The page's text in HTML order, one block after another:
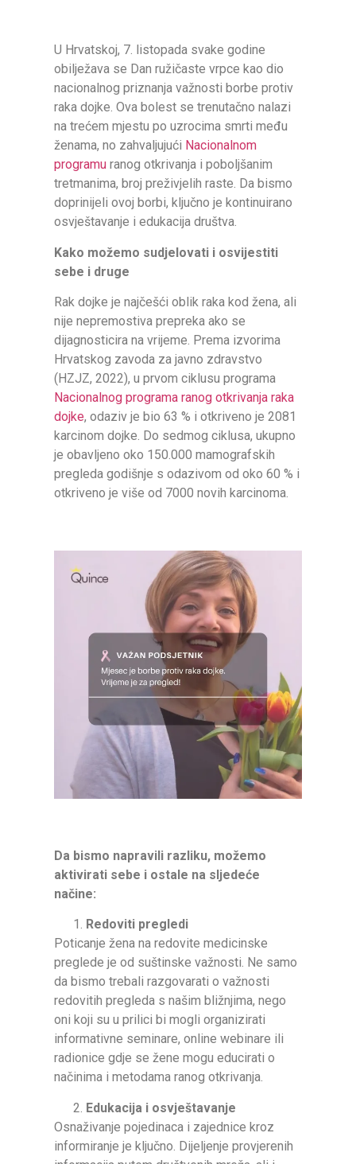
U Hrvatskoj, 7. listopada svake godine
obilježava se Dan ružičaste vrpce kao dio
nacionalnog priznanja važnosti borbe protiv
raka dojke. Ova bolest se trenutačno nalazi
na trećem mjestu po uzrocima smrti među
ženama, no zahvaljujući Nacionalnom
programu ranog otkrivanja i poboljšanim
tretmanima, broj preživjelih raste. Da bismo
doprinijeli ovoj borbi, ključno je kontinuirano
osvještavanje i edukacija društva.
Kako možemo sudjelovati i osvijestiti
sebe i druge
Rak dojke je najčešći oblik raka kod žena, ali
nije nepremostiva prepreka ako se
dijagnosticira na vrijeme. Prema izvorima
Hrvatskog zavoda za javno zdravstvo
(HZJZ, 2022), u prvom ciklusu programa
Nacionalnog programa ranog otkrivanja raka
dojke, odaziv je bio 63 % i otkriveno je 2081
karcinom dojke. Do sedmog ciklusa, ukupno
je obavljeno oko 150.000 mamografskih
pregleda godišnje s odazivom od oko 60 % i
otkriveno je više od 7000 novih karcinoma.
Da bismo napravili razliku, možemo
aktivirati sebe i ostale na sljedeće
načine:
Redoviti pregledi
Poticanje žena na redovite medicinske
preglede je od suštinske važnosti. Ne samo
da bismo trebali razgovarati o važnosti
redovitih pregleda s našim bližnjima, nego
oni koji su u prilici bi mogli organizirati
informativne seminare, online webinare ili
radionice gdje se žene mogu educirati o
načinima i metodama ranog otkrivanja.
Edukacija i osvještavanje
Osnaživanje pojedinaca i zajednice kroz
informiranje je ključno. Dijeljenje provjerenih